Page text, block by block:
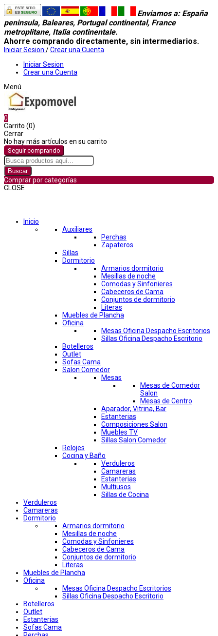
Enviamos a: España
peninsula, Baleares, Portugal continental, France
metroplitane, Italia continentale.
Ahorre comprando directamente, sin intermediarios.
Iniciar Sesion /Crear una Cuenta
Iniciar Sesion
Crear una Cuenta
Menú
0
Carrito (0)
Cerrar
No hay más artículos en su carrito
Seguir comprando
Buscar
Comprar por categorías
CLOSE
Inicio
Auxiliares
Perchas
Zapateros
Sillas
Dormitorio
Armarios dormitorio
Mesillas de noche
Comodas y Sinfonieres
Cabeceros de Cama
Conjuntos de dormitorio
Literas
Muebles de Plancha
Oficina
Mesas Oficina Despacho Escritorios
Sillas Oficina Despacho Escritorio
Botelleros
Outlet
Sofas Cama
Salon Comedor
Mesas
Mesas de Comedor
Salon
Mesas de Centro
Aparador, Vitrina, Bar
Estanterias
Composiciones Salon
Muebles TV
Sillas Salon Comedor
Relojes
Cocina y Baño
Verduleros
Camareras
Estanterias
Multiusos
Sillas de Cocina
Verduleros
Camareras
Dormitorio
Armarios dormitorio
Mesillas de noche
Comodas y Sinfonieres
Cabeceros de Cama
Conjuntos de dormitorio
Literas
Muebles de Plancha
Oficina
Mesas Oficina Despacho Escritorios
Sillas Oficina Despacho Escritorio
Botelleros
Outlet
Estanterias
Sofas Cama